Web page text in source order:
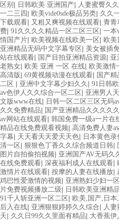
区别 | 日韩欧美 亚洲国产| 人妻蜜臀久
一二三四 | 欧美vide0sde极品另类| 久久
下载观看| 又粗又爽视频在线观看| 青青
费| 91久久久久精品一区二区三区 | 一本
情国产片| 欧美视频在线欧美一区 | 欧
亚洲精品无码中文字幕专区 | 美女被插
站在线观看| 国产目拍亚洲精品资源| 亚
老熟女| 欧美 亚洲 一区 在线| 欧美激情
高清版 | 69黄视频动漫在线观看| 国产
二区 | 亚洲中文字幕少妇久久 | 91日韩
av色伊人久久综合一区二区 | 亚洲男人
文版www在线| 日韩一区二区三区无码
久久免费精品| 国产亚洲精品久久久久
av网站在线观看| 韩国免费一级a一片在
精品在线免费观看视频| 高清免费人妻
字幕| 天天看天天爱天天色| 日本黄色
清一区 | 狠狠色丁香久久综合频道日韩|
图片自拍偷拍视频| 亚洲国产AV无码久
在线免费观看| 深夜福利成人在线观看|
激情片在线观看| 按摩的人妻在线播放|
鸡巴性爱激情的视频| 亚洲熟妇少妇一
片免费视频播放二级| 日韩欧美亚洲精
91千人斩亚洲一区二区 | 欧美,国产,日本
后入在线| 亚洲狠狠婷婷久久综合| 人
天| 久久日99久久里面有精品| 大香蕉